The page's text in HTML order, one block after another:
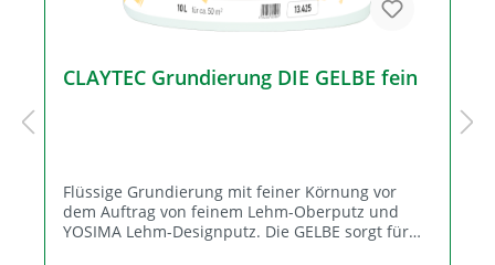
CLAYTEC Grundierung DIE GELBE fein
Flüssige Grundierung mit feiner Körnung vor
dem Auftrag von feinem Lehm-Oberputz und
YOSIMA Lehm-Designputz. Die GELBE sorgt für